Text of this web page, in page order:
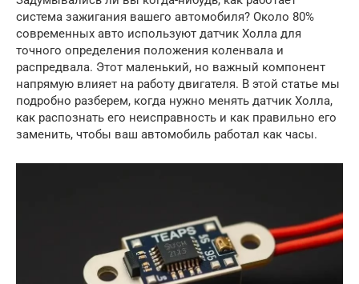
система зажигания вашего автомобиля? Около 80%
современных авто используют датчик Холла для
точного определения положения коленвала и
распредвала. Этот маленький, но важный компонент
напрямую влияет на работу двигателя. В этой статье мы
подробно разберем, когда нужно менять датчик Холла,
как распознать его неисправность и как правильно его
заменить, чтобы ваш автомобиль работал как часы.